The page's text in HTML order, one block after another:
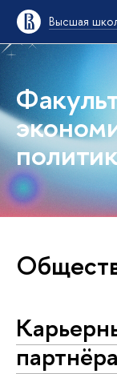
Высшая